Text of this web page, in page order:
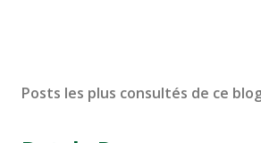
Posts les plus consultés de ce